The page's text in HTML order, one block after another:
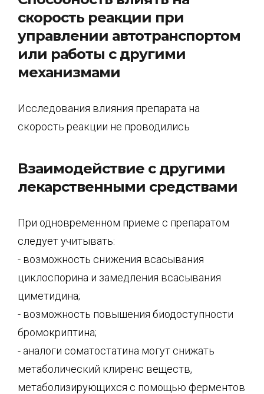
скорость реакции при
управлении автотранспортом
или работы с другими
механизмами
Исследования влияния препарата на
скорость реакции не проводились
Взаимодействие с другими
лекарственными средствами
При одновременном приеме с препаратом
следует учитывать:
- возможность снижения всасывания
циклоспорина и замедления всасывания
циметидина;
- возможность повышения биодоступности
бромокриптина;
- аналоги соматостатина могут снижать
метаболический клиренс веществ,
метаболизирующихся с помощью ферментов